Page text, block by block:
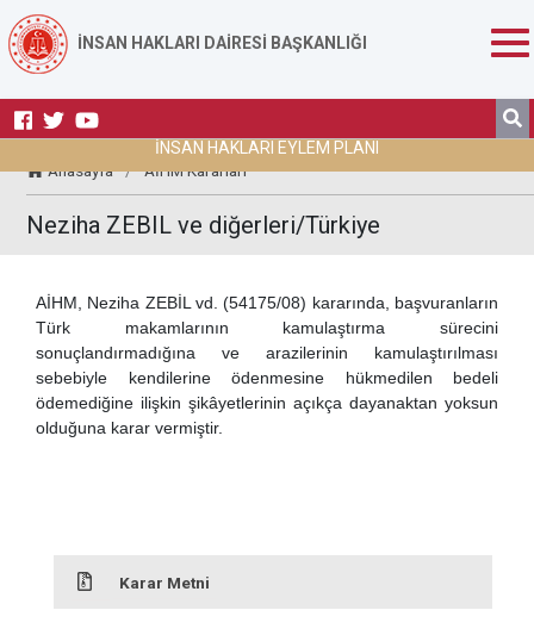
İNSAN HAKLARI DAİRESİ BAŞKANLIĞI
İNSAN HAKLARI EYLEM PLANI
Anasayfa / AİHM Kararları
Neziha ZEBIL ve diğerleri/Türkiye
AİHM, Neziha ZEBİL vd. (54175/08) kararında, başvuranların
Türk makamlarının kamulaştırma sürecini
sonuçlandırmadığına ve arazilerinin kamulaştırılması
sebebiyle kendilerine ödenmesine hükmedilen bedeli
ödemediğine ilişkin şikâyetlerinin açıkça dayanaktan yoksun
olduğuna karar vermiştir.
Karar Metni